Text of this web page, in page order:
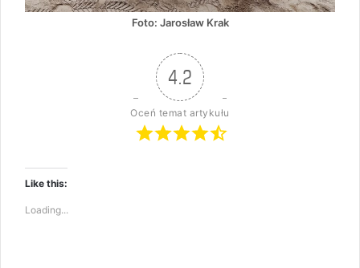
Foto: Jarosław Krak
4.2
Oceń temat artykułu
Like this:
Loading...